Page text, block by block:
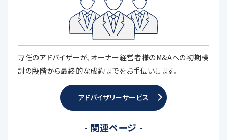
専任のアドバイザーが、オーナー経営者様のM&Aへの初期検
討の段階から最終的な成約までをお手伝いします。
アドバイザリーサービス
- 関連ページ -